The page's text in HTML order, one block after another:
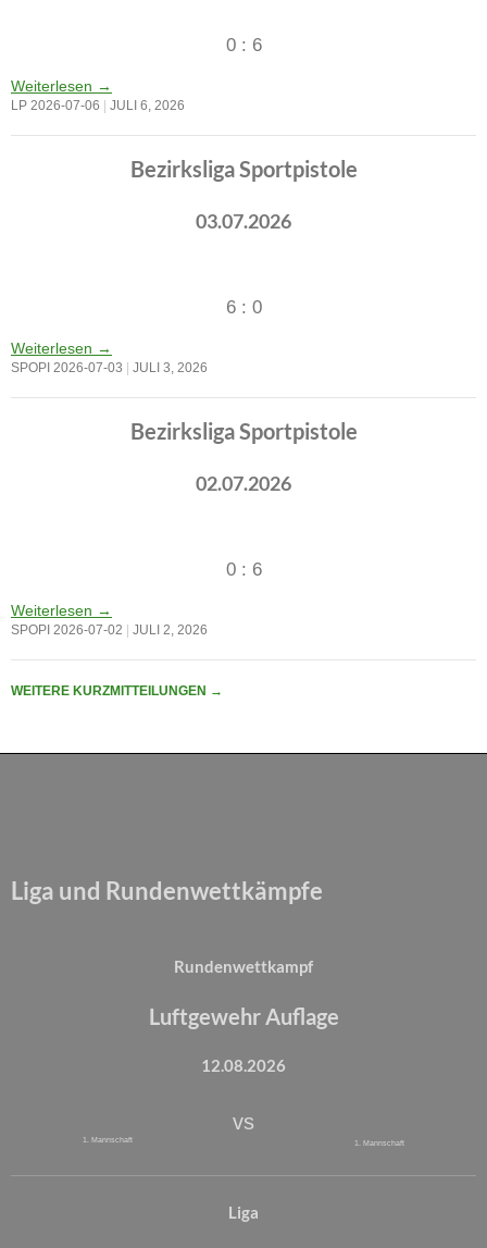
0 : 6
Weiterlesen →
LP 2026-07-06 JULI 6, 2026
Bezirksliga Sportpistole
03.07.2026
6 : 0
Weiterlesen →
SPOPI 2026-07-03 JULI 3, 2026
Bezirksliga Sportpistole
02.07.2026
0 : 6
Weiterlesen →
SPOPI 2026-07-02 JULI 2, 2026
WEITERE KURZMITTEILUNGEN →
Liga und Rundenwettkämpfe
Rundenwettkampf
Luftgewehr Auflage
12.08.2026
1. Mannschaft
vs
1. Mannschaft
Liga